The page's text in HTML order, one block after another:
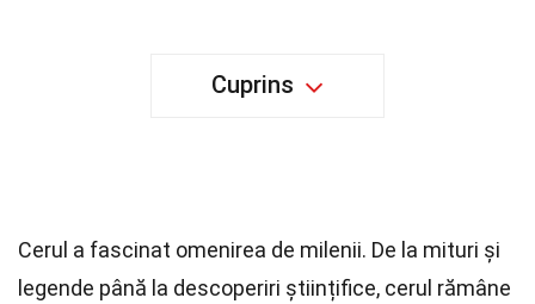
Cuprins
Cerul a fascinat omenirea de milenii. De la mituri și
legende până la descoperiri științifice, cerul rămâne